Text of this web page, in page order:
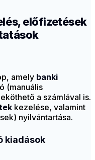
előfizetések
amely banki
(manuális
a számlával is.
kezelése, valamint
nyilvántartása.
kiadások